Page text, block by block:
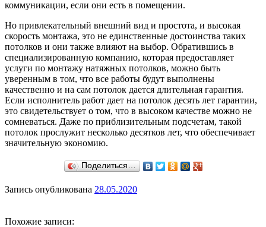
коммуникации, если они есть в помещении.
Но привлекательный внешний вид и простота, и высокая
скорость монтажа, это не единственные достоинства таких
потолков и они также влияют на выбор. Обратившись в
специализированную компанию, которая предоставляет
услуги по монтажу натяжных потолков, можно быть
уверенным в том, что все работы будут выполнены
качественно и на сам потолок дается длительная гарантия.
Если исполнитель работ дает на потолок десять лет гарантии,
это свидетельствует о том, что в высоком качестве можно не
сомневаться. Даже по приблизительным подсчетам, такой
потолок прослужит несколько десятков лет, что обеспечивает
значительную экономию.
Поделиться…
Запись опубликована 28.05.2020
Похожие записи: